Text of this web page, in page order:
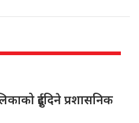
दुईदिने प्रशासनिक